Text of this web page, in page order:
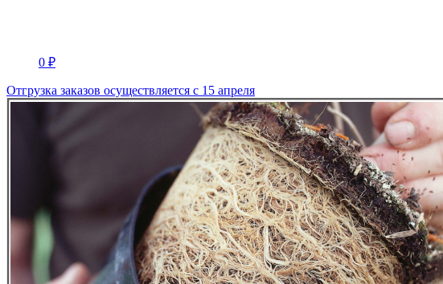
0 ₽
Отгрузка заказов осуществляется с 15 апреля